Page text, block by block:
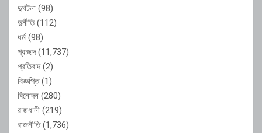
দুর্ঘটনা (98)
দুর্নীতি(112)
ধর্ম(98)
প্রচ্ছদ(11,737)
প্রতিবাদ(2)
বিজ্ঞপ্তি(1)
বিনোদন (280)
রাজধানী (219)
রাজনীতি(1,736)